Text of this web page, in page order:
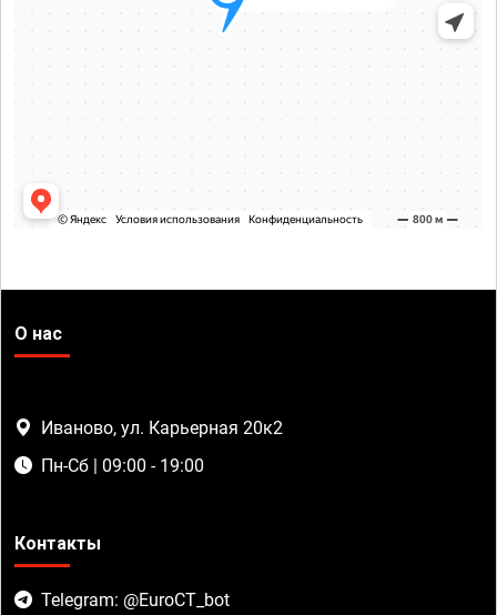
О нас
Иваново, ул. Карьерная 20к2
Пн-Сб | 09:00 - 19:00
Контакты
Telegram: @EuroCT_bot